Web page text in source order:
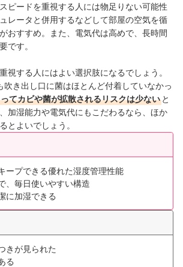
ピードを重視する人には物足りない可能性
レータと併用するなどして部屋の空気を循
おすすめ。また、電気代は高めで、長時間
です。
視する人にはよい選択肢になるでしょう。
吹き出し口に菌はほとんど付着していなかっ
てカビや菌が拡散されるリスクは少ない と
加湿能力や電気代にもこだわるなら、ほか
とよいでしょう。
ープできる優れた湿度管理性能
、毎日使いやすい構造
に加湿できる
きが見られた
る